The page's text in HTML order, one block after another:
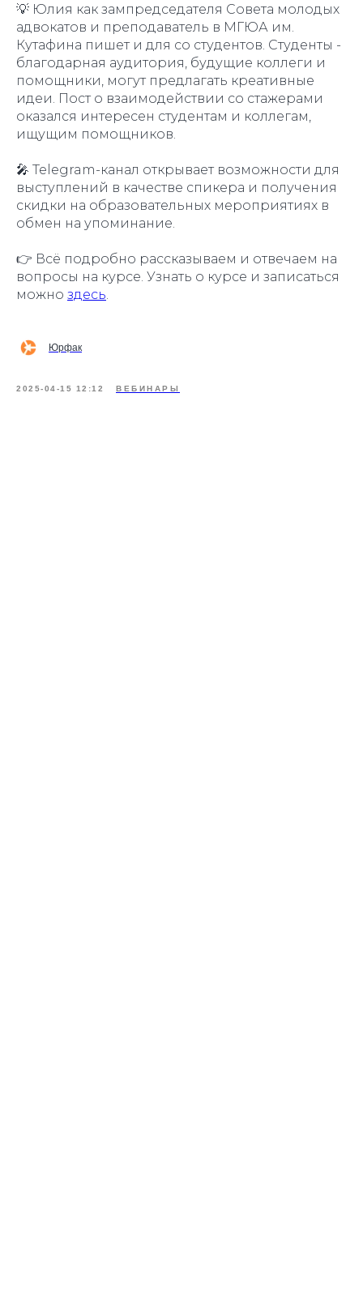
💡 Юлия как зампредседателя Совета молодых
адвокатов и преподаватель в МГЮА им.
Кутафина пишет и для со студентов. Студенты -
благодарная аудитория, будущие коллеги и
помощники, могут предлагать креативные
идеи. Пост о взаимодействии со стажерами
оказался интересен студентам и коллегам,
ищущим помощников.
🎤 Telegram-канал открывает возможности для
выступлений в качестве спикера и получения
скидки на образовательных мероприятиях в
обмен на упоминание.
👉 Всё подробно рассказываем и отвечаем на
вопросы на курсе. Узнать о курсе и записаться
можно здесь
Юрфак
2025-04-15 12:12 ВЕБИНАРЫ